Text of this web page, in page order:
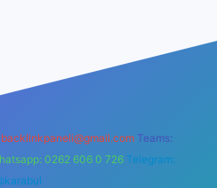
backlinkpaneli@gmail.com Teams:
0262 606 0 726 Telegram: